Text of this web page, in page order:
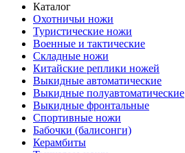
Каталог
Охотничьи ножи
Туристические ножи
Военные и тактические
Складные ножи
Китайские реплики ножей
Выкидные автоматические
Выкидные полуавтоматические
Выкидные фронтальные
Спортивные ножи
Бабочки (балисонги)
Керамбиты